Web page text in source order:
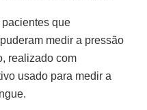
que
medir a pressão
realizado com
usado para medir a